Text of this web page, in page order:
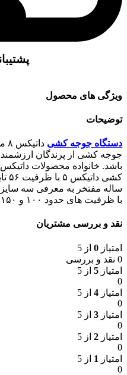
پشتیبانی
ویژگی های محصول
توضیحات
دستگاه جوجه کشی
باشد. خانواده محصولات
ساله مفتخر به معرفی سه
با ظرفیت های حدود ۱۰۰ و ۱۵۰ و ۲۵۰ عددی می باشد.
نقد و بررسی مشتریان
امتیاز 0 از 5
0 نقد و بررسی
امتیاز 5 از 5
0
امتیاز 4 از 5
0
امتیاز 3 از 5
0
امتیاز 2 از 5
0
امتیاز 1 از 5
0